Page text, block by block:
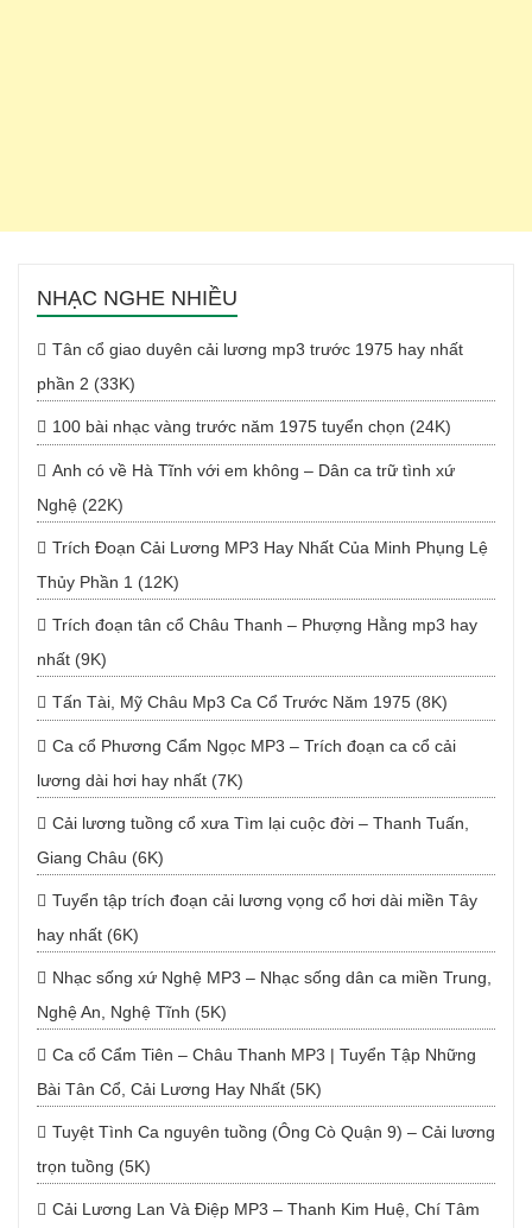
NHẠC NGHE NHIỀU
Tân cổ giao duyên cải lương mp3 trước 1975 hay nhất
phần 2 (33K)
100 bài nhạc vàng trước năm 1975 tuyển chọn (24K)
Anh có về Hà Tĩnh với em không – Dân ca trữ tình xứ
Nghệ (22K)
Trích Đoạn Cải Lương MP3 Hay Nhất Của Minh Phụng Lệ
Thủy Phần 1 (12K)
Trích đoạn tân cổ Châu Thanh – Phượng Hằng mp3 hay
nhất (9K)
Tấn Tài, Mỹ Châu Mp3 Ca Cổ Trước Năm 1975 (8K)
Ca cổ Phương Cẩm Ngọc MP3 – Trích đoạn ca cổ cải
lương dài hơi hay nhất (7K)
Cải lương tuồng cổ xưa Tìm lại cuộc đời – Thanh Tuấn,
Giang Châu (6K)
Tuyển tập trích đoạn cải lương vọng cổ hơi dài miền Tây
hay nhất (6K)
Nhạc sống xứ Nghệ MP3 – Nhạc sống dân ca miền Trung,
Nghệ An, Nghệ Tĩnh (5K)
Ca cổ Cẩm Tiên – Châu Thanh MP3 | Tuyển Tập Những
Bài Tân Cổ, Cải Lương Hay Nhất (5K)
Tuyệt Tình Ca nguyên tuồng (Ông Cò Quận 9) – Cải lương
trọn tuồng (5K)
Cải Lương Lan Và Điệp MP3 – Thanh Kim Huệ, Chí Tâm